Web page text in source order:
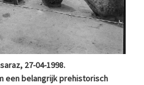
27-04-1998.
een belangrijk prehistorisch